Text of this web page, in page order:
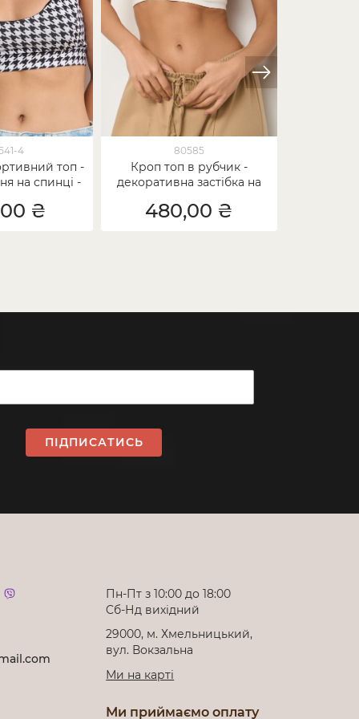
4
топ -
на спинці -
₴
80585
Кроп топ в рубчик -
декоративна застібка на
480,00 ₴
ПІДПИСАТИСЬ
Пн-Пт з 10:00 до 18:00
Cб-Нд вихідний
29000, м. Хмельницький,
вул. Вокзальна
Ми на карті
Ми приймаємо оплату